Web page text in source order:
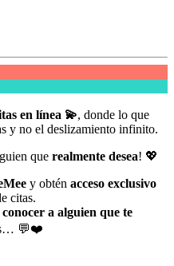
en línea 💫, donde lo que
y no el deslizamiento infinito.
que realmente desea! 💖
y obtén acceso exclusivo
citas.
conocer a alguien que te
💬❤️